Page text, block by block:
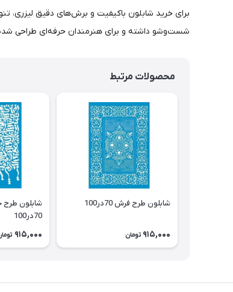
برای خرید شابلون باکیفیت و برش‌های دقیق لیزری،
شست‌وشو داشته و برای هنرمندان حرفه‌ای طراحی
محصولات مرتبط
شابلون طرح فرش 70در100
915,000 تومان
شابلون طرح
70در100
915,000